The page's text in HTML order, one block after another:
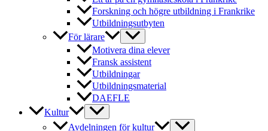
Forskning och högre utbildning i Frankrike
Utbildningsutbyten
För lärare
Motivera dina elever
Fransk assistent
Utbildningar
Utbildningsmaterial
DAEFLE
Kultur
Avdelningen för kultur